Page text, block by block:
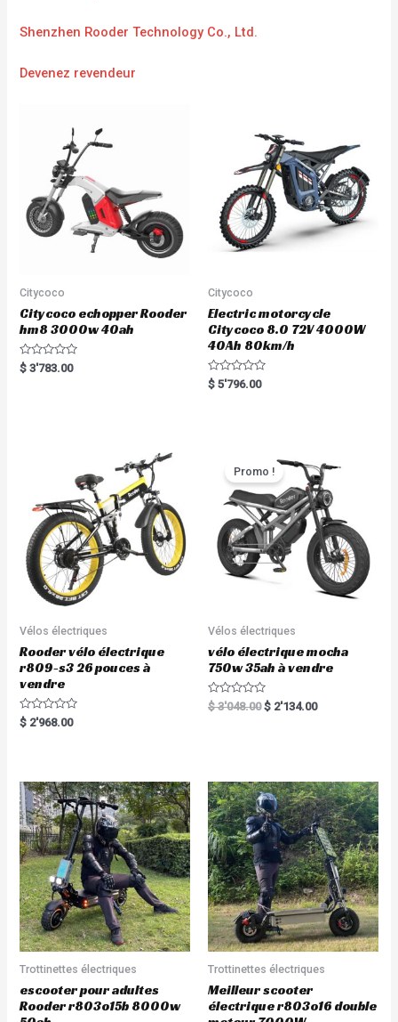
Shenzhen Rooder Technology Co., Ltd.
Devenez revendeur
Citycoco
Citycoco echopper Rooder
hm8 3000w 40ah
R
a
$ 3'783.00
Citycoco
Electric motorcycle
Citycoco 8.0 72V 4000W
40Ah 80km/h
R
a
$ 5'796.00
Vélos électriques
Rooder vélo électrique
r809-s3 26 pouces à
vendre
R
a
o
u
t
o
f
5
$ 2'968.00
Promo !
Vélos électriques
vélo électrique mocha
750w 35ah à vendre
R
a
t
o
f
5
$3'048.00 $ 2'134.00
Trottinettes électriques
escooter pour adultes
Rooder r803o15b 8000w
Trottinettes électriques
Meilleur scooter
électrique r803o16 double